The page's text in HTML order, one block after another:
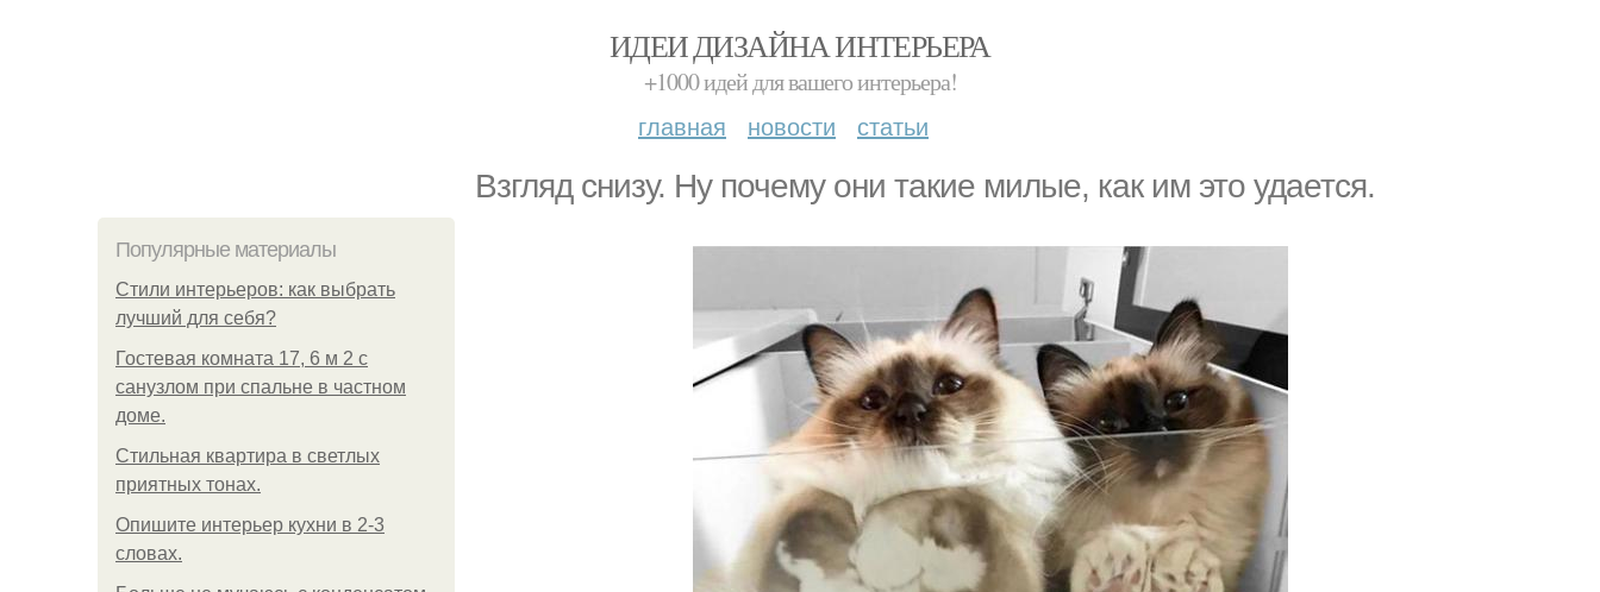
ИДЕИ ДИЗАЙНА ИНТЕРЬЕРА
+1000 идей для вашего интерьера!
главная новости статьи
Взгляд снизу. Ну почему они такие милые, как им это удается.
Популярные материалы
Стили интерьеров: как выбрать
лучший для себя?
Гостевая комната 17, 6 м 2 с
санузлом при спальне в частном
доме.
Стильная квартира в светлых
приятных тонах.
Опишите интерьер кухни в 2-3
словах.